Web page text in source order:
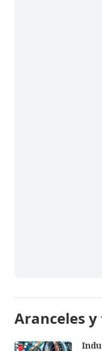
Aranceles